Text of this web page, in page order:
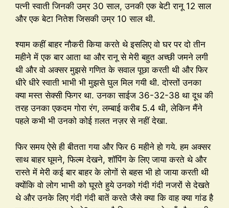
पत्नी स्वाती जिनकी उम्र 30 साल, उनकी एक बेटी रानू 12 साल
और एक बेटा नितेश जिसकी उम्र 10 साल थी.
श्याम कहीं बाहर नौकरी किया करते थे इसलिए वो घर पर दो तीन
महीने में एक बार आता था और रानू से मेरी बहुत अच्छी जमने लगी
थी और वो अक्सर मुझसे गणित के सवाल पूछा करती थी और फिर
धीरे धीरे स्वाती भाभी भी मुझसे घुल मिल गयी थी. दोस्तों उनका
क्या मस्त सेक्सी फिगर था. उनका साईज 36-32-38 था दूध की
तरह उनका एकदम गोरा रंग, लम्बाई करीब 5.4 थी, लेकिन मैंने
पहले कभी भी उनको कोई ग़लत नज़र से नहीं देखा.
फिर समय ऐसे ही बीतता गया और फिर 6 महीने हो गये. हम अक्सर
साथ बाहर घूमने, फिल्म देखने, शॉपिंग के लिए जाया करते थे और
रास्ते में मेरी कई बार बाहर के लोगों से बहस भी हो जाया करती थी
क्योंकि वो लोग भाभी को घूरते हुये उनको गंदी गंदी नजरों से देखते
थे और उनके लिए गंदी गंदी बातें करते जैसे क्या कि वाह क्या गांड है